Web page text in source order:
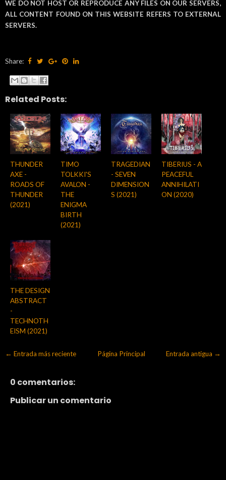
WE DO NOT HOST OR REPRODUCE ANY FILES ON OUR SERVERS,
ALL CONTENT FOUND ON THIS WEBSITE REFERS TO EXTERNAL
SERVERS.
Share:
Related Posts:
THUNDER
AXE -
ROADS OF
THUNDER
(2021)
TIMO
TOLKKI'S
AVALON -
THE
ENIGMA
BIRTH
(2021)
TRAGEDIAN
- SEVEN
DIMENSION
S (2021)
TIBERIUS - A
PEACEFUL
ANNIHILATI
ON (2020)
THE DESIGN
ABSTRACT
-
TECHNOTH
EISM (2021)
← Entrada más reciente Entrada antigua →
Página Principal
0 comentarios:
Publicar un comentario